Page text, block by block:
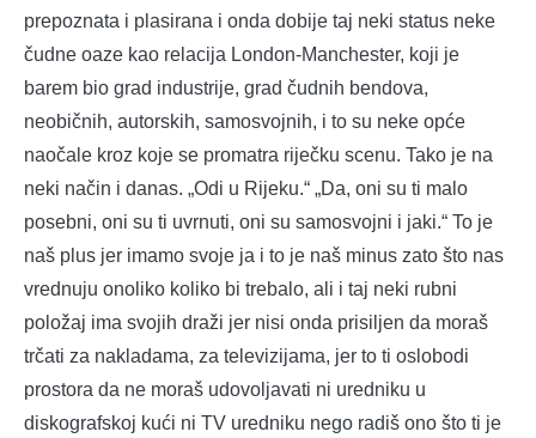
prepoznata i plasirana i onda dobije taj neki status neke
čudne oaze kao relacija London-Manchester, koji je
barem bio grad industrije, grad čudnih bendova,
neobičnih, autorskih, samosvojnih, i to su neke opće
naočale kroz koje se promatra riječku scenu. Tako je na
neki način i danas. „Odi u Rijeku.“ „Da, oni su ti malo
posebni, oni su ti uvrnuti, oni su samosvojni i jaki.“ To je
naš plus jer imamo svoje ja i to je naš minus zato što nas
vrednuju onoliko koliko bi trebalo, ali i taj neki rubni
položaj ima svojih draži jer nisi onda prisiljen da moraš
trčati za nakladama, za televizijama, jer to ti oslobodi
prostora da ne moraš udovoljavati ni uredniku u
diskografskoj kući ni TV uredniku nego radiš ono što ti je